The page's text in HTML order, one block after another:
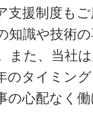
支援制度も
知識や技術
また、当社
のタイミン
の心配なく